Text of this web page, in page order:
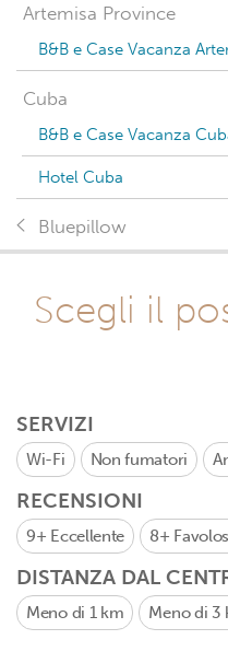
Artemisa Province
B&B e Case Vacanza
Cuba
B&B e Case Vacanza
Hotel Cuba
Bluepillow
Scegli il
SERVIZI
Wi-Fi Non fumatori
RECENSIONI
9+ Eccellente 8+
DISTANZA DAL
Meno di 1 km Meno di 3